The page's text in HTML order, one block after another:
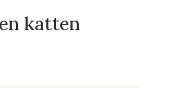
katten